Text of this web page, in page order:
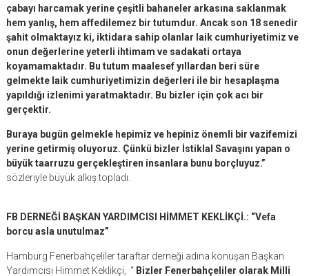
çabayı harcamak yerine çeşitli bahaneler arkasına saklanmak
hem yanlış, hem affedilemez bir tutumdur. Ancak son 18 senedir
şahit olmaktayız ki, iktidara sahip olanlar laik cumhuriyetimiz ve
onun değerlerine yeterli ihtimam ve sadakati ortaya
koyamamaktadır. Bu tutum maalesef yıllardan beri süre
gelmekte laik cumhuriyetimizin değerleri ile bir hesaplaşma
yapıldığı izlenimi yaratmaktadır. Bu bizler için çok acı bir
gerçektir.
Buraya bugün gelmekle hepimiz ve hepiniz önemli bir vazifemizi
yerine getirmiş oluyoruz. Çünkü bizler İstiklal Savaşını yapan o
büyük taarruzu gerçekleştiren insanlara bunu borçluyuz.”
sözleriyle büyük alkış topladı.
FB DERNEĞİ BAŞKAN YARDIMCISI HİMMET KEKLİKÇİ.: “Vefa
borcu asla unutulmaz”
Hamburg Fenerbahçeliler taraftar derneği adına konuşan Başkan
Yardımcısı Himmet Keklikçi, “Bizler Fenerbahçeliler olarak Milli